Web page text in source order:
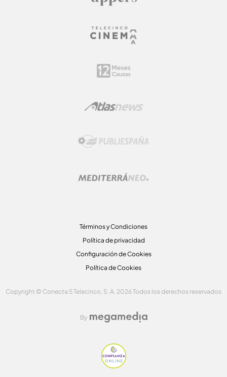
Términos y Condiciones
Política de privacidad
Configuración de Cookies
Política de Cookies
Copyright © Conecta 5 Telecinco, S. A. 2026 Todos los derechos reservados
By